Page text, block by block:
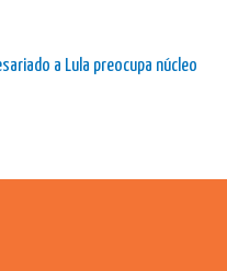
a Lula preocupa núcleo